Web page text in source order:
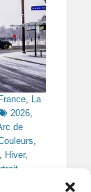
France, La
2026,
de
,
, Hiver,